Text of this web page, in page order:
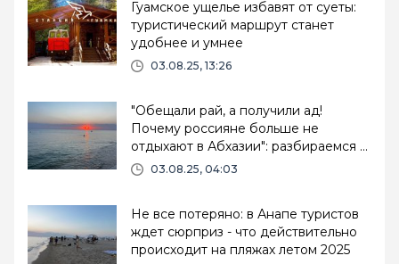
Гуамское ущелье избавят от суеты:
туристический маршрут станет
удобнее и умнее
03.08.25, 13:26
"Обещали рай, а получили ад!
Почему россияне больше не
отдыхают в Абхазии": разбираемся в
причинах разочарования
03.08.25, 04:03
Не все потеряно: в Анапе туристов
ждет сюрприз - что действительно
происходит на пляжах летом 2025